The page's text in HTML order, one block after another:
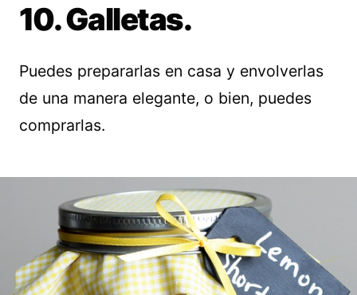
10. Galletas.
Puedes prepararlas en casa y envolverlas
de una manera elegante, o bien, puedes
comprarlas.